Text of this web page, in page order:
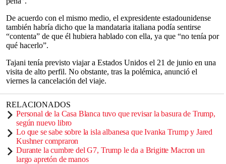
De acuerdo con el mismo medio, el expresidente estadounidense
también habría dicho que la mandataria italiana podía sentirse
“contenta” de que él hubiera hablado con ella, ya que “no tenía por
qué hacerlo”.
Tajani tenía previsto viajar a Estados Unidos el 21 de junio en una
visita de alto perfil. No obstante, tras la polémica, anunció el
viernes la cancelación del viaje.
RELACIONADOS
Personal de la Casa Blanca tuvo que revisar la basura de Trump,
según nuevo libro
Lo que se sabe sobre la isla albanesa que Ivanka Trump y Jared
Kushner compraron
Durante la cumbre del G7, Trump le da a Brigitte Macron un
largo apretón de manos